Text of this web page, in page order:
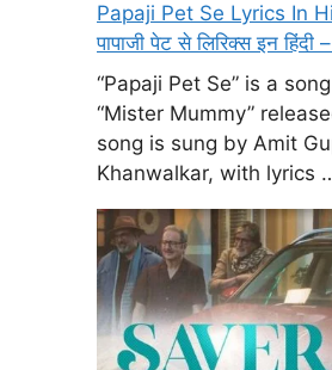
Papaji Pet Se Lyrics In
पापाजी पेट से लिरिक्स इन
“Papaji Pet Se” is a
“Mister Mummy”
song is sung by Amit
Khanwalkar, with lyrics